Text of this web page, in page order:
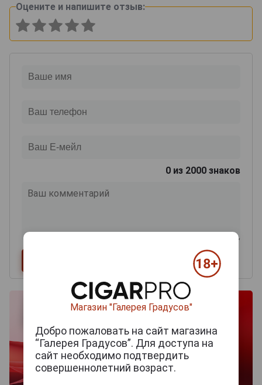
Оцените и напишите отзыв:
0 из 2000 знаков
Магазин "Галерея Градусов"
Добро пожаловать на сайт магазина
“Галерея Градусов”. Для доступа на
сайт необходимо подтвердить
совершеннолетний возраст.